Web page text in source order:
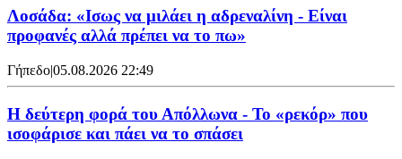
Λοσάδα: «Ισως να μιλάει η αδρεναλίνη - Είναι
προφανές αλλά πρέπει να το πω»
Γήπεδο|05.08.2026 22:49
Η δεύτερη φορά του Απόλλωνα - Το «ρεκόρ» που
ισοφάρισε και πάει να το σπάσει